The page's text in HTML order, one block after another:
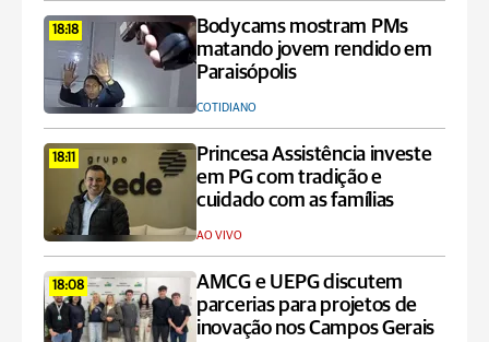
18:18
Bodycams mostram PMs
matando jovem rendido em
Paraisópolis
COTIDIANO
18:11
Princesa Assistência investe
em PG com tradição e
cuidado com as famílias
AO VIVO
18:08
AMCG e UEPG discutem
parcerias para projetos de
inovação nos Campos Gerais